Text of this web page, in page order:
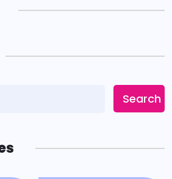
Search